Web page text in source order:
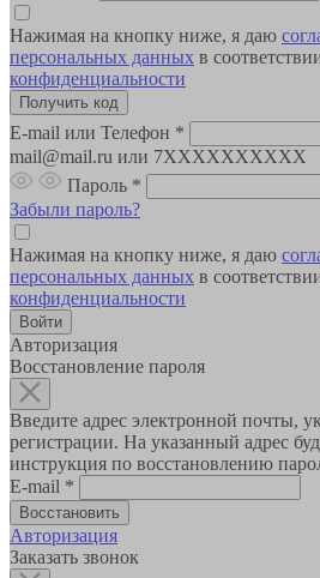
Нажимая на кнопку ниже, я даю
персональных данных в
конфиденциальности
E-mail или Телефон *
mail@mail.ru или 7XXXXXXXXXX
Пароль *
Забыли пароль?
Нажимая на кнопку ниже, я даю
персональных данных в
конфиденциальности
Авторизация
Восстановление пароля
Введите адрес электронной почты,
регистрации. На указанный адрес
инструкция по восстановлению
E-mail *
Авторизация
Заказать звонок